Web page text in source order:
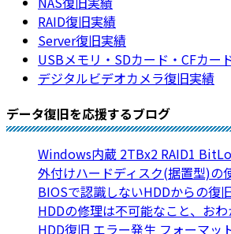
RAID復旧実績
Server復旧実績
USBメモリ・SDカード・CFカー
デジタルビデオカメラ復旧実績
データ復旧を応援するブログ
Windows内蔵 2TBx2 RAID1
外付けハードディスク(据置型)の
BIOSで認識しないHDDからの復
HDDの修理は不可能なこと、お
HDD復旧 エラー発生 フォーマッ